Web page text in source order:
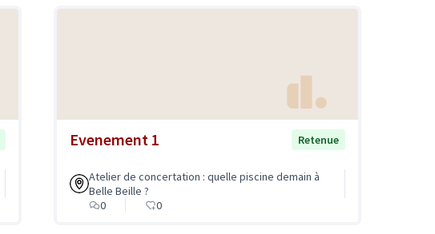
Evenement 1 Retenue
Atelier de concertation : quelle piscine demain à
Belle Beille ?
0
0